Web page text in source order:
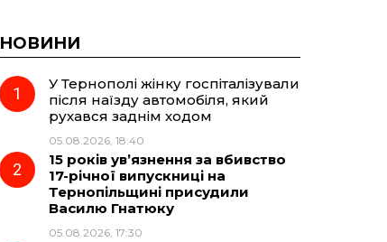
НОВИНИ
У Тернополі жінку госпіталізували
після наїзду автомобіля, який
рухався заднім ходом
05.08.2026, 18:40
15 років ув’язнення за вбивство
17-річної випускниці на
Тернопільщині присудили
Василю Гнатюку
05.08.2026, 17:30